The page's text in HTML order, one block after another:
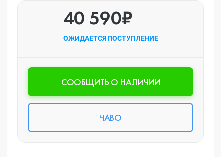
40 590₽
ОЖИДАЕТСЯ ПОСТУПЛЕНИЕ
CООБЩИТЬ О НАЛИЧИИ
ЧАВО